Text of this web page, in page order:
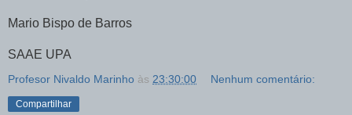
Mario Bispo de Barros
SAAE UPA
Profesor Nivaldo Marinho às 23:30:00 Nenhum comentário:
Compartilhar